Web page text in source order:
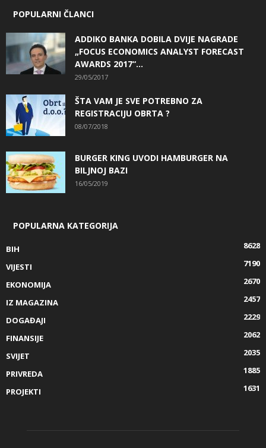
POPULARNI ČLANCI
ADDIKO BANKA DOBILA DVIJE NAGRADE
„FOCUS ECONOMICS ANALYST FORECAST
AWARDS 2017“...
29/05/2017
ŠTA VAM JE SVE POTREBNO ZA
REGISTRACIJU OBRTA ?
08/07/2018
BURGER KING UVODI HAMBURGER NA
BILJNOJ BAZI
16/05/2019
POPULARNA KATEGORIJA
BIH
8628
VIJESTI
7190
EKONOMIJA
2670
IZ MAGAZINA
2457
DOGAĐAJI
2229
FINANSIJE
2062
SVIJET
2035
PRIVREDA
1885
PROJEKTI
1631